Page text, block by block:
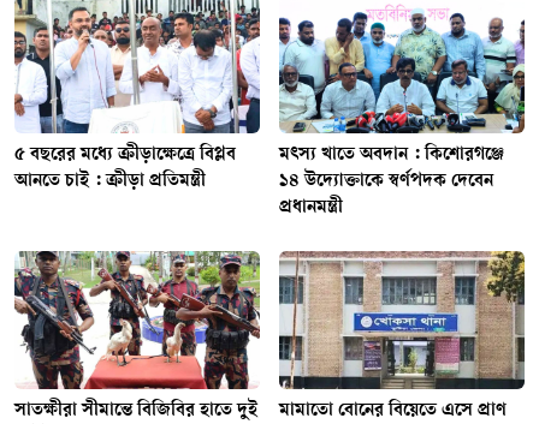
৫ বছরের মধ্যে ক্রীড়াক্ষেত্রে বিপ্লব
আনতে চাই : ক্রীড়া প্রতিমন্ত্রী
মৎস্য খাতে অবদান : কিশোরগঞ্জে
১৪ উদ্যোক্তাকে স্বর্ণপদক দেবেন
প্রধানমন্ত্রী
সাতক্ষীরা সীমান্তে বিজিবির হাতে দুই
মামাতো বোনের বিয়েতে এসে প্রাণ